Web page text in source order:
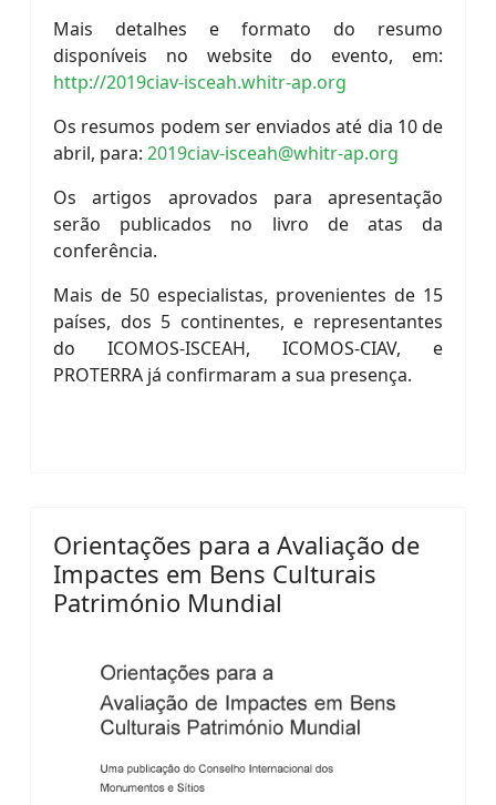
Mais detalhes e formato do resumo
disponíveis no website do evento, em:
http://2019ciav-isceah.whitr-ap.org
Os resumos podem ser enviados até dia 10 de
abril, para: 2019ciav-isceah@whitr-ap.org
Os artigos aprovados para apresentação
serão publicados no livro de atas da
conferência.
Mais de 50 especialistas, provenientes de 15
países, dos 5 continentes, e representantes
do ICOMOS-ISCEAH, ICOMOS-CIAV, e
PROTERRA já confirmaram a sua presença.
Orientações para a Avaliação de
Impactes em Bens Culturais
Património Mundial